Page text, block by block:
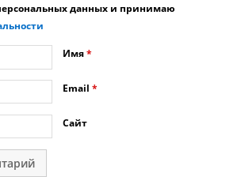
данных и принимаю
Имя*
Email*
Сайт